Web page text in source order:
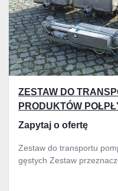
ZESTAW DO
PRODUKTÓW
Zapytaj o ofertę
Zestaw do transportu
gęstych Zestaw